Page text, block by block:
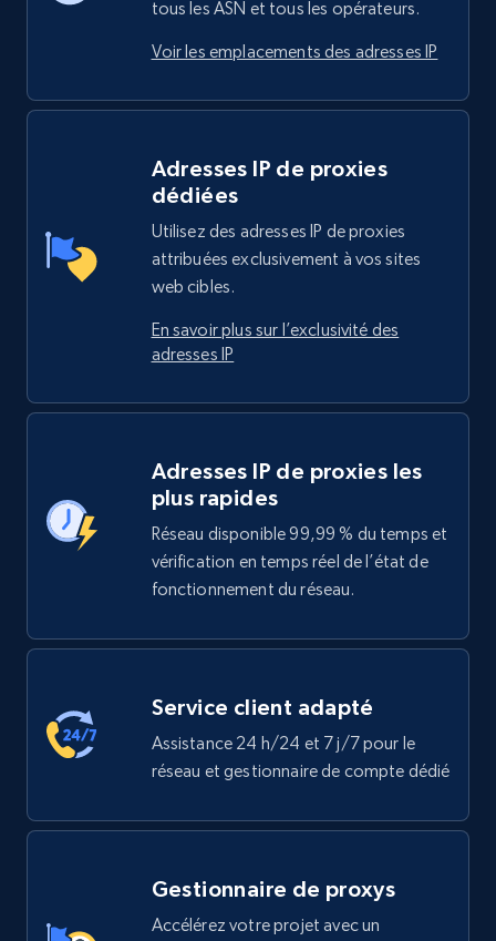
tous les ASN et tous les opérateurs.
Voir les emplacements des adresses IP
Adresses IP de proxies
dédiées
Utilisez des adresses IP de proxies
attribuées exclusivement à vos sites
web cibles.
En savoir plus sur l’exclusivité des
adresses IP
Adresses IP de proxies les
plus rapides
Réseau disponible 99,99 % du temps et
vérification en temps réel de l’état de
fonctionnement du réseau.
Service client adapté
Assistance 24 h/24 et 7 j/7 pour le
réseau et gestionnaire de compte dédié
Gestionnaire de proxys
Accélérez votre projet avec un